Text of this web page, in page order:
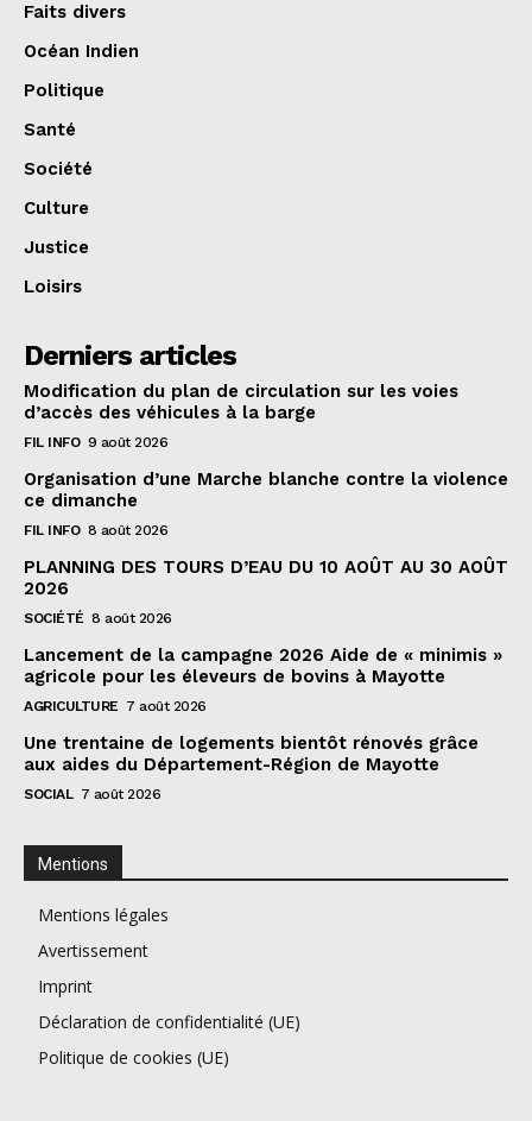
Faits divers
Océan Indien
Politique
Santé
Société
Culture
Justice
Loisirs
Derniers articles
Modification du plan de circulation sur les voies
d’accès des véhicules à la barge
FIL INFO 9 août 2026
Organisation d’une Marche blanche contre la violence
ce dimanche
FIL INFO 8 août 2026
PLANNING DES TOURS D’EAU DU 10 AOÛT AU 30 AOÛT
2026
SOCIÉTÉ 8 août 2026
Lancement de la campagne 2026 Aide de « minimis »
agricole pour les éleveurs de bovins à Mayotte
AGRICULTURE 7 août 2026
Une trentaine de logements bientôt rénovés grâce
aux aides du Département-Région de Mayotte
SOCIAL 7 août 2026
Mentions
Mentions légales
Avertissement
Imprint
Déclaration de confidentialité (UE)
Politique de cookies (UE)